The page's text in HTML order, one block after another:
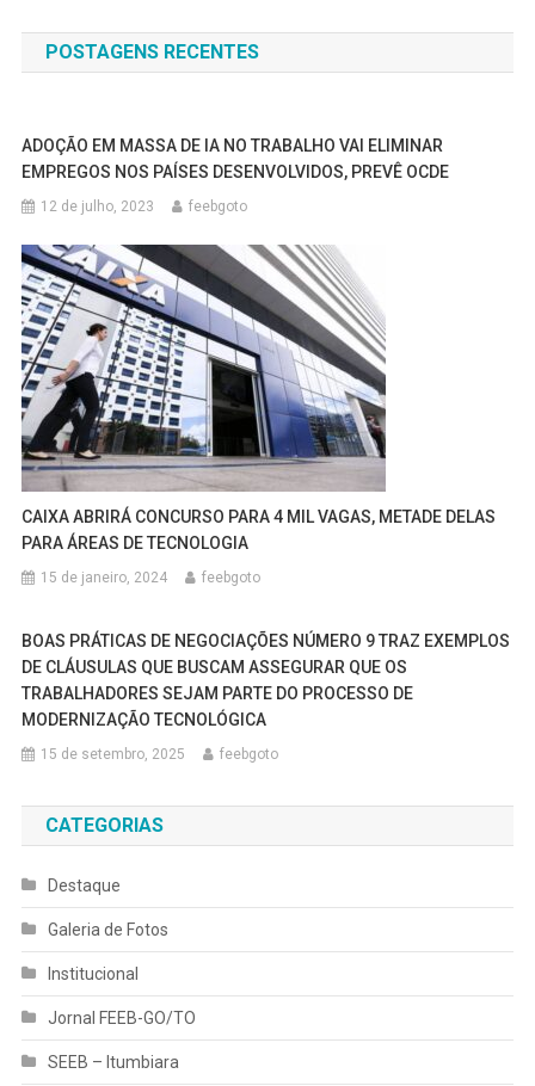
de
Post
POSTAGENS RECENTES
ADOÇÃO EM MASSA DE IA NO TRABALHO VAI ELIMINAR
EMPREGOS NOS PAÍSES DESENVOLVIDOS, PREVÊ OCDE
12 de julho, 2023 feebgoto
CAIXA ABRIRÁ CONCURSO PARA 4 MIL VAGAS, METADE DELAS
PARA ÁREAS DE TECNOLOGIA
15 de janeiro, 2024 feebgoto
BOAS PRÁTICAS DE NEGOCIAÇÕES NÚMERO 9 TRAZ EXEMPLOS
DE CLÁUSULAS QUE BUSCAM ASSEGURAR QUE OS
TRABALHADORES SEJAM PARTE DO PROCESSO DE
MODERNIZAÇÃO TECNOLÓGICA
15 de setembro, 2025 feebgoto
CATEGORIAS
Destaque
Galeria de Fotos
Institucional
Jornal FEEB-GO/TO
SEEB – Itumbiara